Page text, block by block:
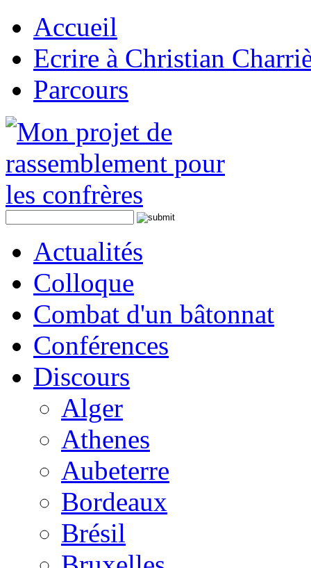
Accueil
Ecrire à Christian
Parcours
Actualités
Colloque
Combat d'un bâtonnat
Conférences
Discours
Alger
Athenes
Aubeterre
Bordeaux
Brésil